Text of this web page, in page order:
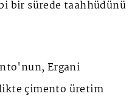
bir sürede taahhüdünü
Ergani
çimento üretim